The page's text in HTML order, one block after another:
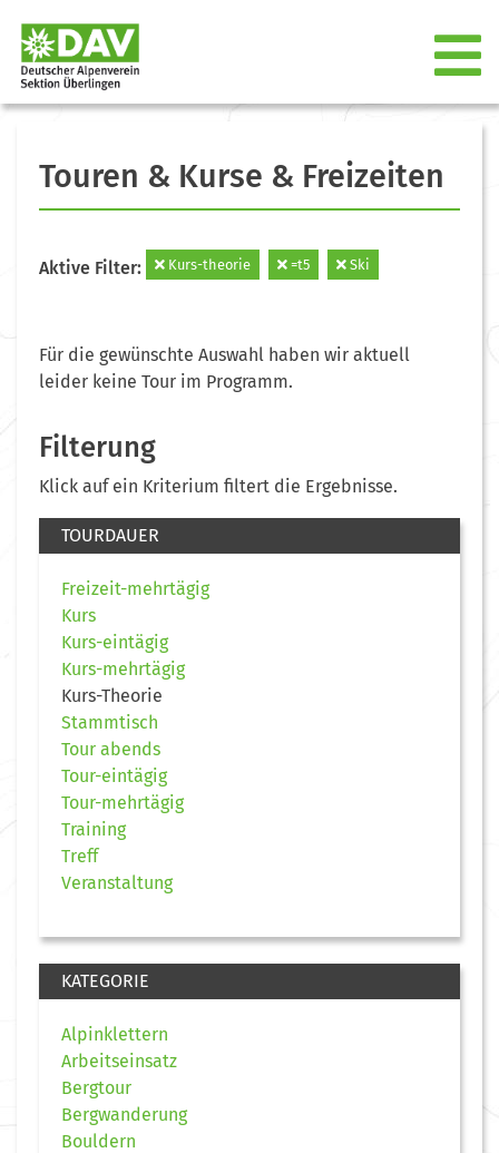
Touren & Kurse & Freizeiten
Aktive Filter: Kurs-theorie =t5 Ski
Für die gewünschte Auswahl haben wir aktuell
leider keine Tour im Programm.
Filterung
Klick auf ein Kriterium filtert die Ergebnisse.
TOURDAUER
Freizeit-mehrtägig
Kurs
Kurs-eintägig
Kurs-mehrtägig
Kurs-Theorie
Stammtisch
Tour abends
Tour-eintägig
Tour-mehrtägig
Training
Treff
Veranstaltung
KATEGORIE
Alpinklettern
Arbeitseinsatz
Bergtour
Bergwanderung
Bouldern